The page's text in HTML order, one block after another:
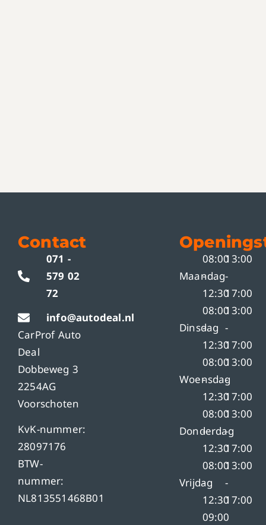
Contact
071 -
579 02
72
info@autodeal.nl
CarProf Auto
Deal
Dobbeweg 3
2254AG
Voorschoten
KvK-nummer:
28097176
BTW-
nummer:
NL813551468B01
Maandag
08:00
-
12:30
13:00
-
17:00
Dinsdag
08:00
-
12:30
13:00
-
17:00
Woensdag
08:00
-
12:30
13:00
-
17:00
Donderdag
08:00
-
12:30
13:00
-
17:00
Vrijdag
08:00
-
12:30
13:00
-
17:00
09:00